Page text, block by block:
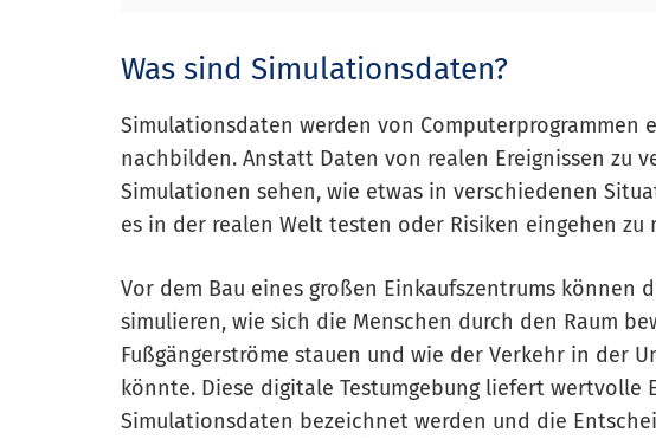
Was sind Simulationsdaten?
Simulationsdaten werden von Computerprogrammen
nachbilden. Anstatt Daten von realen Ereignissen zu
Simulationen sehen, wie etwas in verschiedenen
es in der realen Welt testen oder Risiken eingehen zu
Vor dem Bau eines großen Einkaufszentrums können
simulieren, wie sich die Menschen durch den Raum
Fußgängerströme stauen und wie der Verkehr in der
könnte. Diese digitale Testumgebung liefert wertvolle
Simulationsdaten bezeichnet werden und die